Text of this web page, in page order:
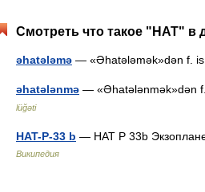
Смотреть что такое "HAT" в
əhatələmə — «Əhatələmək»dən f.
əhatələnmə — «Əhatələnmək»dən
lüğəti
HAT-P-33 b — HAT P 33b
Википедия